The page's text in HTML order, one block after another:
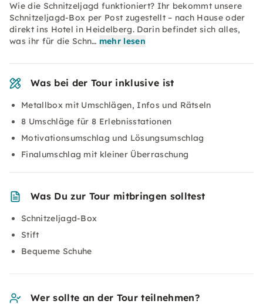
Wie die Schnitzeljagd funktioniert? Ihr bekommt unsere
Schnitzeljagd-Box per Post zugestellt – nach Hause oder
direkt ins Hotel in Heidelberg. Darin befindet sich alles,
was ihr für die Schn… mehr lesen
Was bei der Tour inklusive ist
Metallbox mit Umschlägen, Infos und Rätseln
8 Umschläge für 8 Erlebnisstationen
Motivationsumschlag und Lösungsumschlag
Finalumschlag mit kleiner Überraschung
Was Du zur Tour mitbringen solltest
Schnitzeljagd-Box
Stift
Bequeme Schuhe
Wer sollte an der Tour teilnehmen?